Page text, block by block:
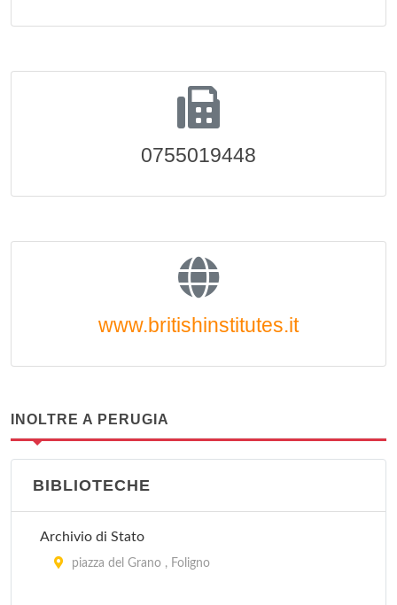
0755019448
www.britishinstitutes.it
INOLTRE A PERUGIA
BIBLIOTECHE
Archivio di Stato
piazza del Grano , Foligno